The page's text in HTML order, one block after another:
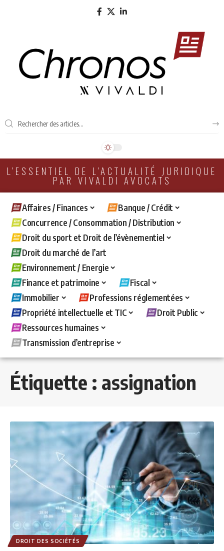
L'ESSENTIEL DE L'ACTUALITÉ JURIDIQUE
PAR VIVALDI AVOCATS
Affaires / Finances
Banque / Crédit
Concurrence / Consommation / Distribution
Droit du sport et Droit de l’évènementiel
Droit du marché de l’art
Environnement / Energie
Finance et patrimoine
Fiscal
Immobilier
Professions réglementées
Propriété intellectuelle et TIC
Droit Public
Ressources humaines
Transmission d’entreprise
Étiquette : assignation
DROIT DES SOCIÉTÉS